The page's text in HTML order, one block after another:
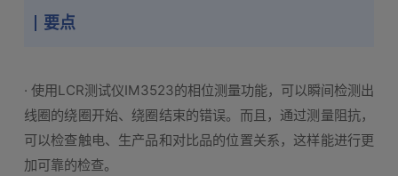
要点
· 使用LCR测试仪IM3523的相位测量功能，可以瞬间检测出
线圈的绕圈开始、绕圈结束的错误。而且，通过测量阻抗，
可以检查触电、生产品和对比品的位置关系，这样能进行更
加可靠的检查。